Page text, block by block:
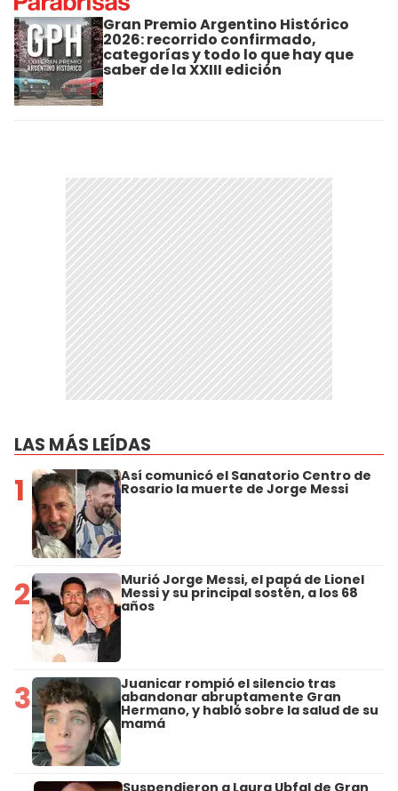
Gran Premio Argentino Histórico
2026: recorrido confirmado,
categorías y todo lo que hay que
saber de la XXIII edición
LAS MÁS LEÍDAS
1 Así comunicó el Sanatorio Centro de
Rosario la muerte de Jorge Messi
2 Murió Jorge Messi, el papá de Lionel
Messi y su principal sostén, a los 68
años
3 Juanicar rompió el silencio tras
abandonar abruptamente Gran
Hermano, y habló sobre la salud de su
mamá
Suspendieron a Laura Ubfal de Gran